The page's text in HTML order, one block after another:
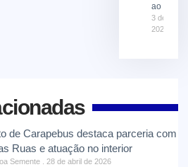
ao El
3 de
2026
de Carapebus destaca parceria com
Ruas e atuação no interior
Semente 28 de abril de 2026